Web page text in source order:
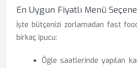
En Uygun Fiyatlı Menü
İşte bütçenizi zorlamadan fast
birkaç ipucu:
Öğle saatlerinde yapılan